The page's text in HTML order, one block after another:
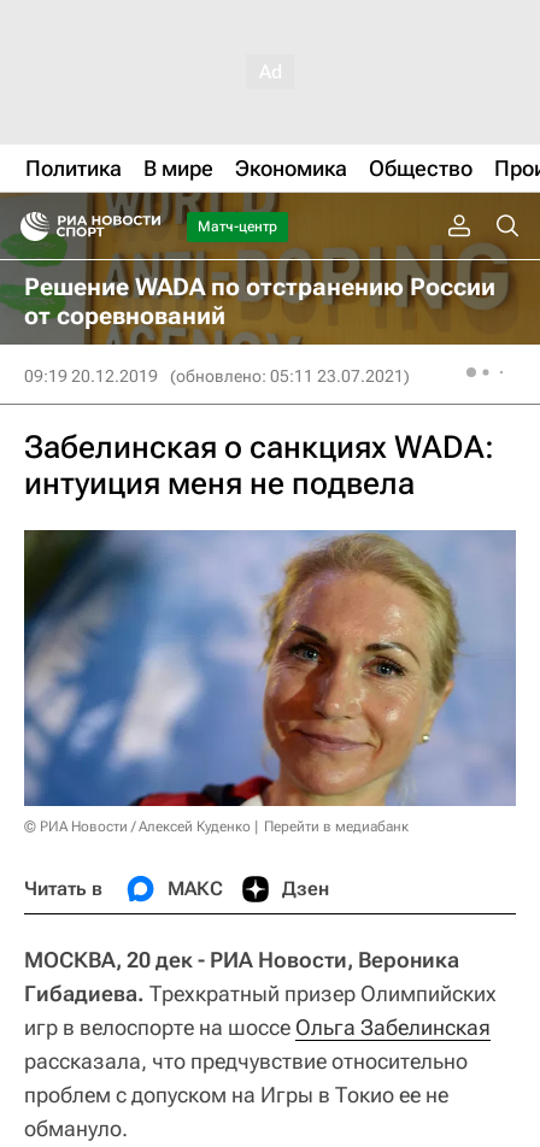
Политика В мире Экономика Общество
Матч-центр
Решение WADA по отстранению России
от соревнований
09:19 20.12.2019 (обновлено: 05:11 23.07.2021)
Забелинская о санкциях WADA:
интуиция меня не подвела
© РИА Новости / Алексей Куденко Перейти в медиабанк
Читать в МАКС Дзен
МОСКВА, 20 дек - РИА Новости, Вероника
Гибадиева. Трехкратный призер Олимпийских
игр в велоспорте на шоссе Ольга Забелинская
рассказала, что предчувствие относительно
проблем с допуском на Игры в Токио ее не
обмануло.